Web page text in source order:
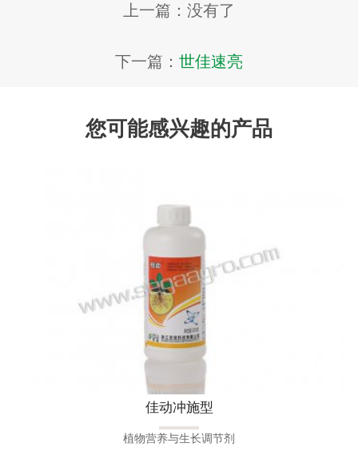
上一篇：没有了
下一篇： 世佳速亮
您可能感兴趣的产品
佳动冲施型
植物营养与生长调节剂